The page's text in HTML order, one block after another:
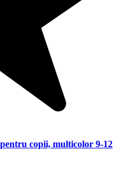
copii, multicolor 9-12